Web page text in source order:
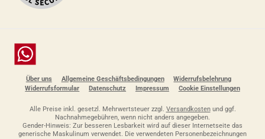
Chat
Über uns Allgemeine Geschäftsbedingungen
Widerrufsbelehrung
Widerrufsformular
Datenschutz Impressum Cookie Einstellungen
Alle Preise inkl. gesetzl. Mehrwertsteuer zzgl. Versandkostenund ggf.
Nachnahmegebühren, wenn nicht anders angegeben.
Gender-Hinweis: Zur besseren Lesbarkeit wird auf dieser Internetseite das
generische Maskulinum verwendet. Die verwendeten Personenbezeichnungen